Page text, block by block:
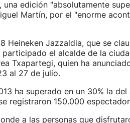
edición "absolutamente
Martín, por el "enorme
Heineken Jazzaldia, que se
el alcalde de la
Txapartegi, quien ha
al 27 de julio.
ha superado en un 30% la
registraron 150.000
a las personas que